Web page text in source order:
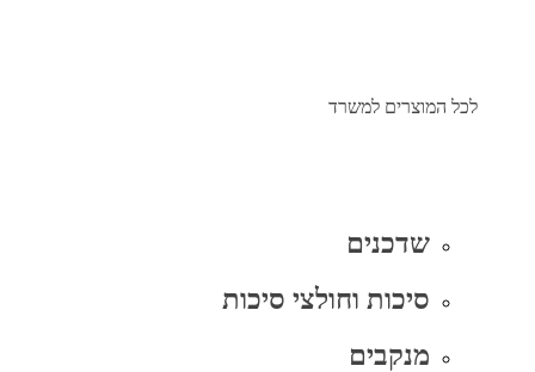
לכל המוצרים למשרד
שדכנים
סיכות וחולצי סיכות
מנקבים